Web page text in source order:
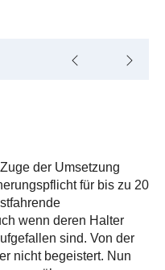
der Umsetzung
für bis zu 20
wenn deren Halter
sind. Von der
nicht begeistert. Nun